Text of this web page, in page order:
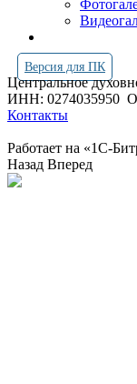
Версия для ПК
Центральное
ИНН: 0274035950
Контакты
Работает на «1С-
Назад Вперед